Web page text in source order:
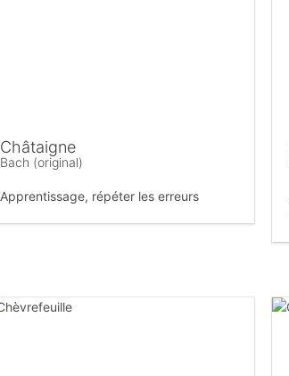
Châtaigne
Bach (original)
Apprentissage, répéter les erreurs